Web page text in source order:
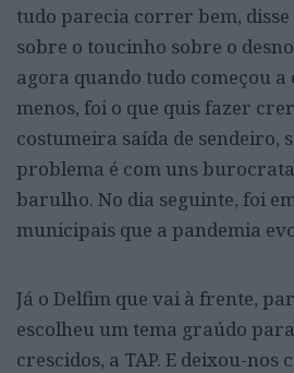
tudo parecia correr bem, disse
sobre o toucinho sobre o
agora quando tudo começou
menos, foi o que quis fazer
costumeira saída de sendeiro,
problema é com uns
barulho. No dia seguinte, foi
municipais que a pandemia
Já o Delfim que vai à frente,
escolheu um tema graúdo
crescidos, a TAP. E deixou-nos